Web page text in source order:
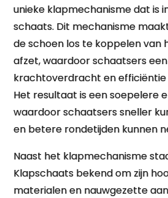
unieke klapmechanisme dat is
schaats. Dit mechanisme
de schoen los te koppelen van
afzet, waardoor schaatsers
krachtoverdracht en efficiëntie
Het resultaat is een soepelere
waardoor schaatsers sneller
en betere rondetijden kunnen
Naast het klapmechanisme
Klapschaats bekend om zijn
materialen en nauwgezette